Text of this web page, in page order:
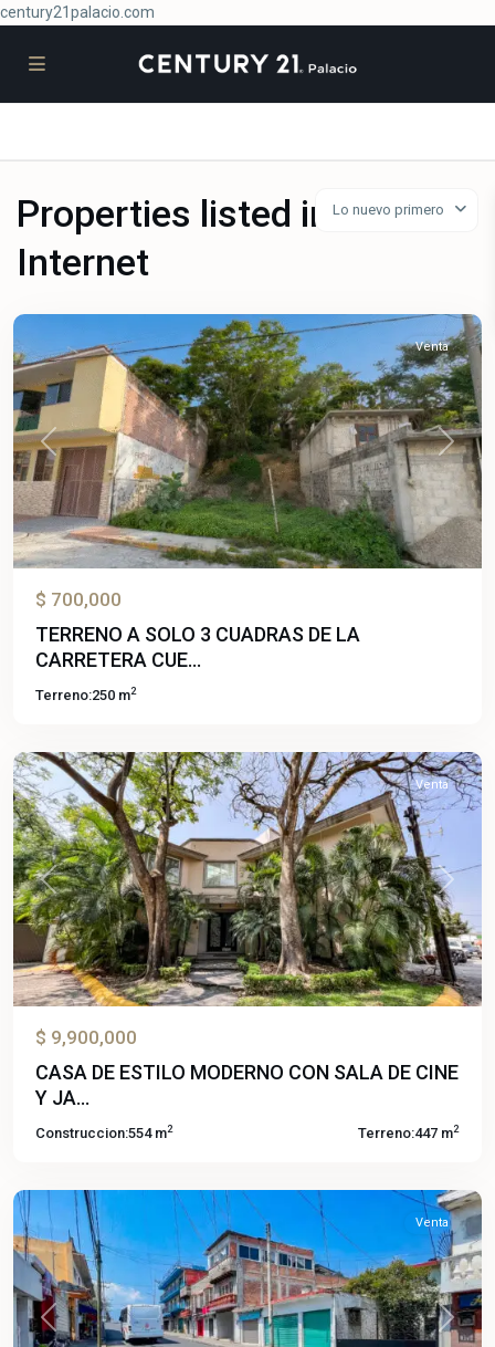
century21palacio.com
Lo nuevo primero
Properties listed in
Internet
José
Portillo,
Previous Next
Venta
$ 700,000
TERRENO A SOLO 3 CUADRAS DE LA
CARRETERA CUE...
Terreno:250 m2
Palmira,
Previous Next
Venta
$ 9,900,000
CASA DE ESTILO MODERNO CON SALA DE CINE
Y JA...
Construccion:554 m2 Terreno:447 m2
Altavista,
Previous Next
Venta